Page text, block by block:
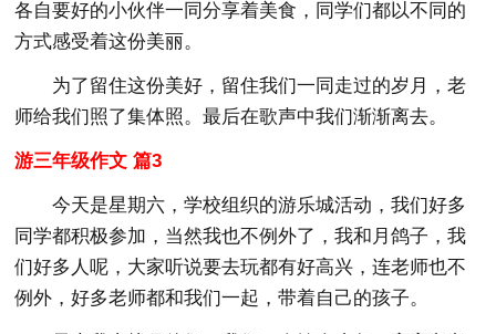
各自要好的小伙伴一同分享着美食，同学们都以不同的
方式感受着这份美丽。
为了留住这份美好，留住我们一同走过的岁月，老
师给我们照了集体照。最后在歌声中我们渐渐离去。
游三年级作文 篇3
今天是星期六，学校组织的游乐城活动，我们好多
同学都积极参加，当然我也不例外了，我和月鸽子，我
们好多人呢，大家听说要去玩都有好高兴，连老师也不
例外，好多老师都和我们一起，带着自己的孩子。